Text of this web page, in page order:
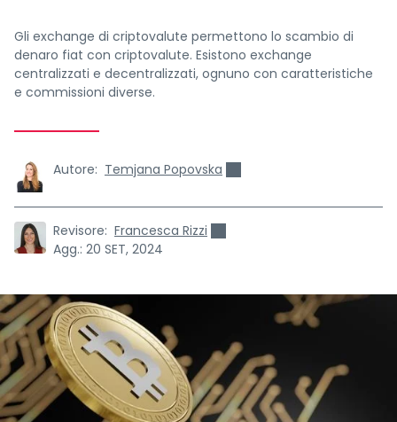
Gli exchange di criptovalute permettono lo scambio di
denaro fiat con criptovalute. Esistono exchange
centralizzati e decentralizzati, ognuno con caratteristiche
e commissioni diverse.
Autore: Temjana Popovska
Revisore: Francesca Rizzi
Agg.: 20 SET, 2024